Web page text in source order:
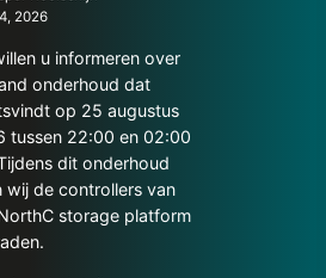
2026
u informeren over
onderhoud dat
op 25 augustus
tussen 22:00 en 02:00
dit onderhoud
wij de controllers van
storage platform